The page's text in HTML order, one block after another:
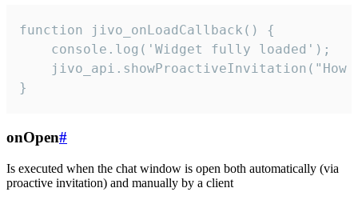
function jivo_onLoadCallback() {
    console.log('Widget fully loaded');
jivo_api.showProactiveInvitation("How
}
onOpen#
Is executed when the chat window is open both automatically (via
proactive invitation) and manually by a client